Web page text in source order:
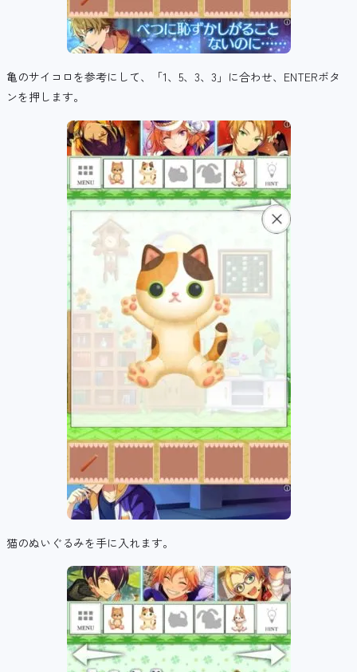
亀のサイコロを参考にして、「1、5、3、3」に合わせ、ENTERボタ
ンを押します。
猫のぬいぐるみを手に入れます。